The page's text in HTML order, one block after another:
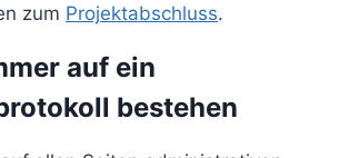
zum Projektabschluss.
auf ein
bestehen